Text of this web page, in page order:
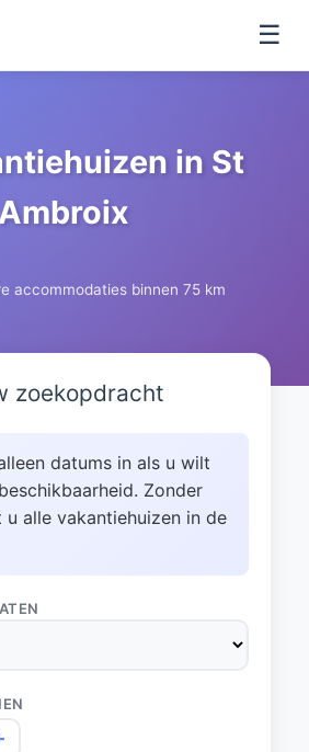
☰
in St
Ambroix
accommodaties binnen 75 km
zoekopdracht
datums in als u wilt
Zonder
alle vakantiehuizen in de